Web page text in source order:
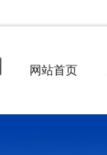
网站首页